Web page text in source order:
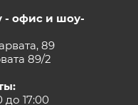
- офис и шоу-
89
89/2
до 17:00